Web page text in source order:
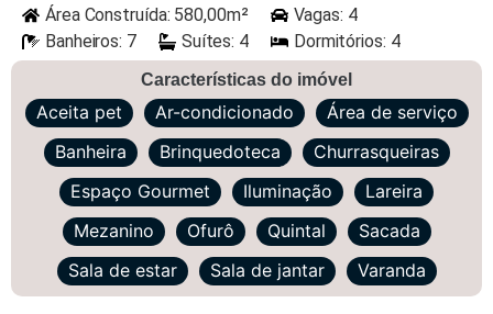
Área Construída: 580,00m²
Vagas: 4
Banheiros: 7
Suítes: 4 Dormitórios: 4
Características do imóvel
Aceita pet Ar-condicionado
Área de serviço
Banheira
Brinquedoteca
Churrasqueiras
Espaço Gourmet
Iluminação
Lareira
Mezanino
Ofurô Quintal
Sacada
Sala de estar
Sala de jantar Varanda